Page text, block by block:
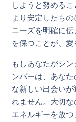
しようと努める
より安定したも
ニーズを明確に
を保つことが、愛
もしあなたがシ
ンバーは、あな
な新しい出会い
れません。大切
エネルギーを放